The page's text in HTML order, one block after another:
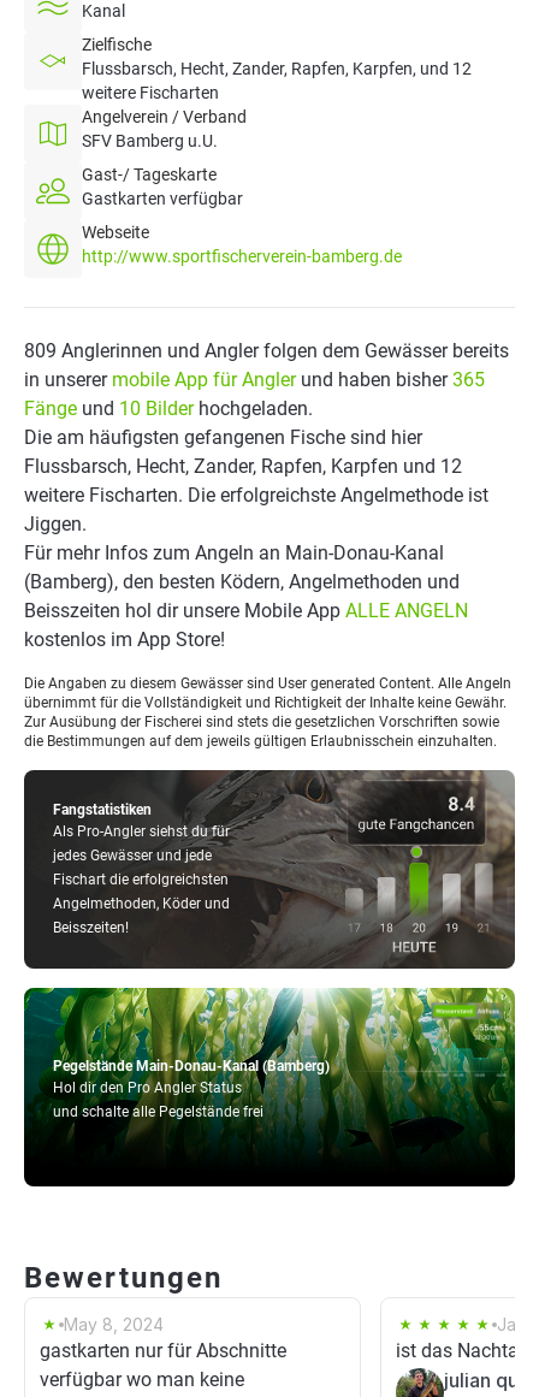
Kanal
Zielfische
Flussbarsch, Hecht, Zander, Rapfen, Karpfen, und 12
weitere Fischarten
Angelverein / Verband
SFV Bamberg u.U.
Gast-/ Tageskarte
Gastkarten verfügbar
Webseite
http://www.sportfischerverein-bamberg.de
Pegelstände Main-Donau-Kanal (Bamberg)
Hol dir den Pro Angler Status
und schalte alle Pegelstände frei
Fangstatistiken
Als Pro-Angler siehst du für
jedes Gewässer und jede
Fischart die erfolgreichsten
Angelmethoden, Köder und
Beisszeiten!
809 Anglerinnen und Angler folgen dem Gewässer bereits
in unserer mobile App für Anglerund haben bisher365
Fänge und 10 Bilderhochgeladen.
Die am häufigsten gefangenen Fische sind hier
Flussbarsch, Hecht, Zander, Rapfen, Karpfen und 12
weitere Fischarten. Die erfolgreichste Angelmethode ist
Jiggen.
Für mehr Infos zum Angeln an Main-Donau-Kanal
(Bamberg), den besten Ködern, Angelmethoden und
Beisszeiten hol dir unsere Mobile App ALLE ANGELN
kostenlos im App Store!
Die Angaben zu diesem Gewässer sind User generated Content. Alle Angeln
übernimmt für die Vollständigkeit und Richtigkeit der Inhalte keine Gewähr.
Zur Ausübung der Fischerei sind stets die gesetzlichen Vorschriften sowie
die Bestimmungen auf dem jeweils gültigen Erlaubnisschein einzuhalten.
Bewertungen
May 8, 2024
gastkarten nur für Abschnitte
verfügbar wo man keine
Jan
ist das
julian